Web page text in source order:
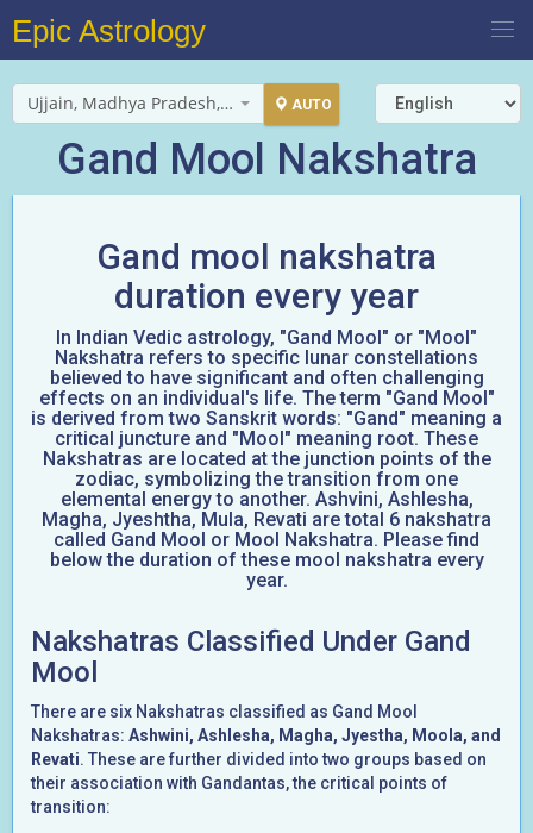
Epic Astrology
Ujjain, Madhya Pradesh, India AUTO
Gand Mool Nakshatra
Gand mool nakshatra
duration every year
In Indian Vedic astrology, "Gand Mool" or "Mool"
Nakshatra refers to specific lunar constellations
believed to have significant and often challenging
effects on an individual's life. The term "Gand Mool"
is derived from two Sanskrit words: "Gand" meaning a
critical juncture and "Mool" meaning root. These
Nakshatras are located at the junction points of the
zodiac, symbolizing the transition from one
elemental energy to another. Ashvini, Ashlesha,
Magha, Jyeshtha, Mula, Revati are total 6 nakshatra
called Gand Mool or Mool Nakshatra. Please find
below the duration of these mool nakshatra every
year.
Nakshatras Classified Under Gand
Mool
There are six Nakshatras classified as Gand Mool
Nakshatras: Ashwini, Ashlesha, Magha, Jyestha, Moola, and
Revati. These are further divided into two groups based on
their association with Gandantas, the critical points of
transition: